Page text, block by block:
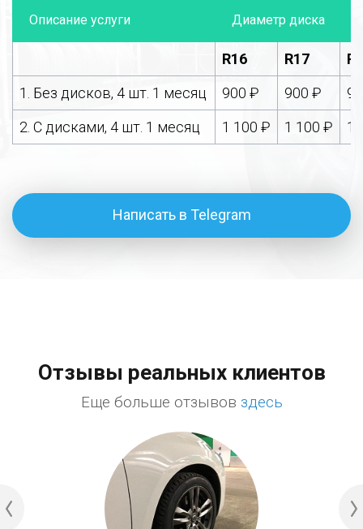
Описание услуги Диаметр диска
R16 R17
1. Без дисков, 4 шт. 1 месяц
900 ₽ 900 ₽
2. С дисками, 4 шт. 1 месяц
1 100 ₽ 1 100 ₽ 1
Написать в Telegram
Отзывы реальных клиентов
Еще больше отзывов здесь